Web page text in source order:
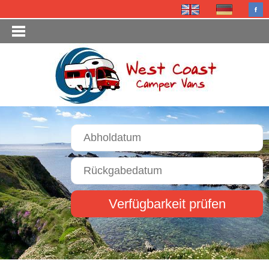
Verfügbarkeit prüfen